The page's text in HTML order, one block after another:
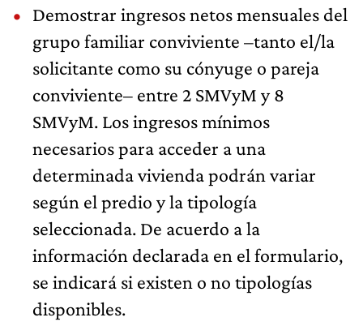
Demostrar ingresos netos mensuales del
grupo familiar conviviente –tanto el/la
solicitante como su cónyuge o pareja
conviviente– entre 2 SMVyM y 8
SMVyM. Los ingresos mínimos
necesarios para acceder a una
determinada vivienda podrán variar
según el predio y la tipología
seleccionada. De acuerdo a la
información declarada en el formulario,
se indicará si existen o no tipologías
disponibles.